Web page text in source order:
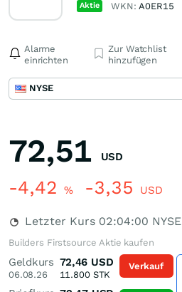
Aktie WKN:A0ER15
Alarme
einrichten
Zur Watchlist
hinzufügen
NYSE
72,51 USD
-4,42 % -3,35 USD
Letzter Kurs 02:04:00 NYSE
Builders Firstsource Aktie kaufen
Geldkurs
06.08.26
72,46 USD
11.800STK
Verkauf